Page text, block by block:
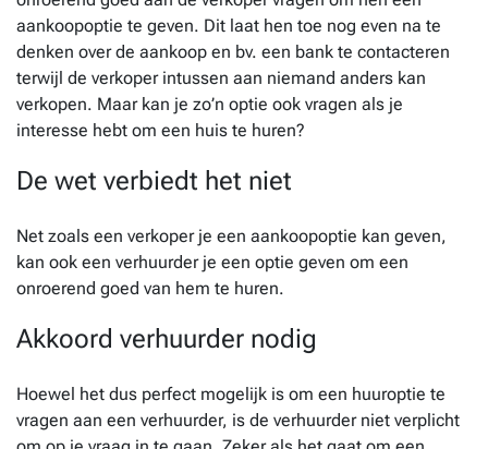
aankoopoptie te geven. Dit laat hen toe nog even na te
denken over de aankoop en bv. een bank te contacteren
terwijl de verkoper intussen aan niemand anders kan
verkopen. Maar kan je zo’n optie ook vragen als je
interesse hebt om een huis te huren?
De wet verbiedt het niet
Net zoals een verkoper je een aankoopoptie kan geven,
kan ook een verhuurder je een optie geven om een
onroerend goed van hem te huren.
Akkoord verhuurder nodig
Hoewel het dus perfect mogelijk is om een huuroptie te
vragen aan een verhuurder, is de verhuurder niet verplicht